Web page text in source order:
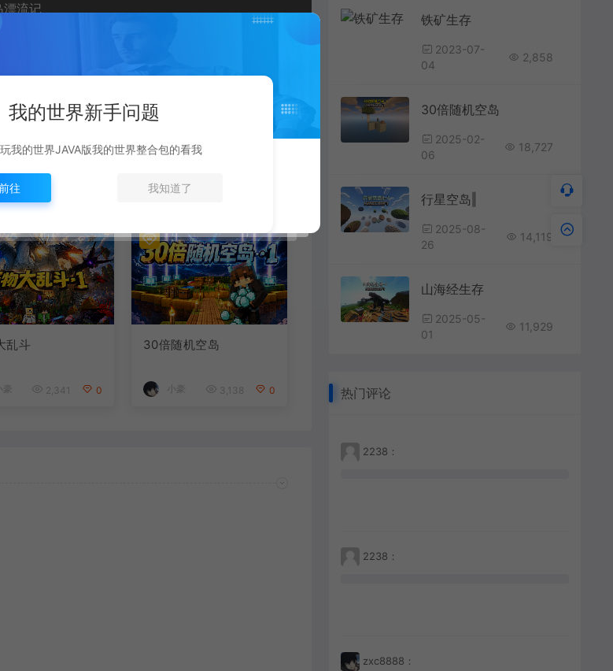
漂流记
乱斗
豪 2,341 0
30倍随机空岛
小豪 3,138 0
铁矿生存
2023-07-
04
2,858
30倍随机空岛
2025-02-
06
18,727
行星空岛‖
2025-08-
26
14,119
山海经生存
2025-05-
01
11,929
热门评论
2238：
2238：
zxc8888：
我的世界新手问题
我的世界JAVA版我的世界整合包的看我
往 我知道了